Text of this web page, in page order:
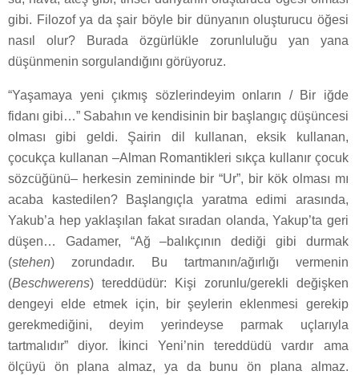
gibi. Filozof ya da şair böyle bir dünyanın oluşturucu öğesi
nasıl olur? Burada özgürlükle zorunluluğu yan yana
düşünmenin sorgulandığını görüyoruz.
“Yaşamaya yeni çıkmış sözlerindeyim onların / Bir iğde
fidanı gibi…” Sabahın ve kendisinin bir başlangıç düşüncesi
olması gibi geldi. Şairin dil kullanan, eksik kullanan,
çocukça kullanan –Alman Romantikleri sıkça kullanır çocuk
sözcüğünü– herkesin zemininde bir “Ur”, bir kök olması mı
acaba kastedilen? Başlangıçla yaratma edimi arasında,
Yakub’a hep yaklaşılan fakat sıradan olanda, Yakup’ta geri
düşen… Gadamer, “Ağ –balıkçının dediği gibi durmak
(stehen) zorundadır. Bu tartmanın/ağırlığı vermenin
(Beschwerens) tereddüdür: Kişi zorunlu/gerekli değişken
dengeyi elde etmek için, bir şeylerin eklenmesi gerekip
gerekmediğini, deyim yerindeyse parmak uçlarıyla
tartmalıdır” diyor. İkinci Yeni’nin tereddüdü vardır ama
ölçüyü ön plana almaz, ya da bunu ön plana almaz.